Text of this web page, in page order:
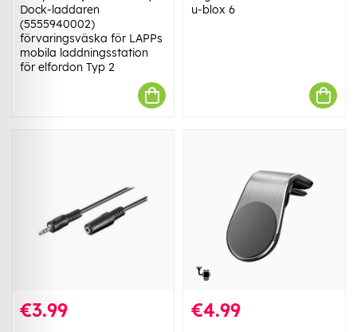
Dock-laddaren
(5555940002)
förvaringsväska för LAPPs
mobila laddningsstation
för elfordon Typ 2
u-blox 6
€3.99 €4.99